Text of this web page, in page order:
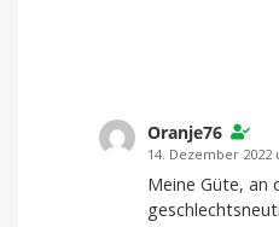
Oranje76
14. Dezember 2022
Meine Güte, an